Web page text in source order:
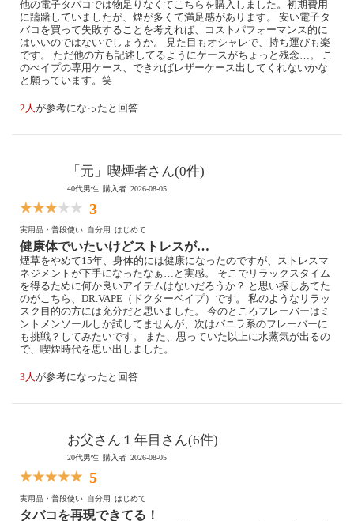
他の電子タバコでは物足りなくてこちらを購入しました。初期費用
に躊躇していましたが、煙が多くて満足感があります。 安い電子タ
バコを買って失敗することを考えれば、コストパフォーマンス的に
はいいのではないでしょうか。 見た目もオシャレで、持ち運びも楽
です。 ただ他の方も記述してるようにケースがちょっと残念…。 こ
のべイプの専用ケース、できればレザーケース出してくれないかな
と願っています。笑
2人 が参考になったと回答
「元」喫煙者さん(0件)
40代男性 購入者 2026-08-05
3
実用品・普段使い 自分用 はじめて
健康体でいたいけどストレスが…
煙草をやめて15年、身体的には健康になったのですが、ストレスマ
ネジメントが下手になったなぁ…と実感。 そこでリラックスタイム
を得るために何か良いアイテムはないだろうか？ と思い探しあてた
のがこちら、DR.VAPE（ドクターベイプ）です。 私のようなリラッ
スク目的の方には充分だと思いました。 今のところフレーバーはミ
ントメンソールしか試してませんが、次はバニラ系のフレーバーに
も挑戦？してみたいです。 また、思っていた以上に水蒸気が出るの
で、喫煙時代を思い出しました。
3人 が参考になったと回答
お父さん１年目さん(6件)
20代男性 購入者 2026-08-05
5
実用品・普段使い 自分用 はじめて
タバコを再現できてる！